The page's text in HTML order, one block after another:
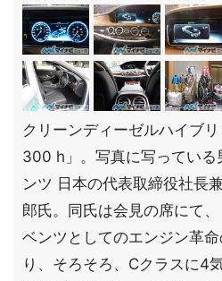
クリーンディーゼルハイブ
300 h」。写真に写っている
ンツ 日本の代表取締役社長
郎氏。同氏は会見の席にて
ベンツとしてのエンジン革
り、そろそろ、Cクラスに4